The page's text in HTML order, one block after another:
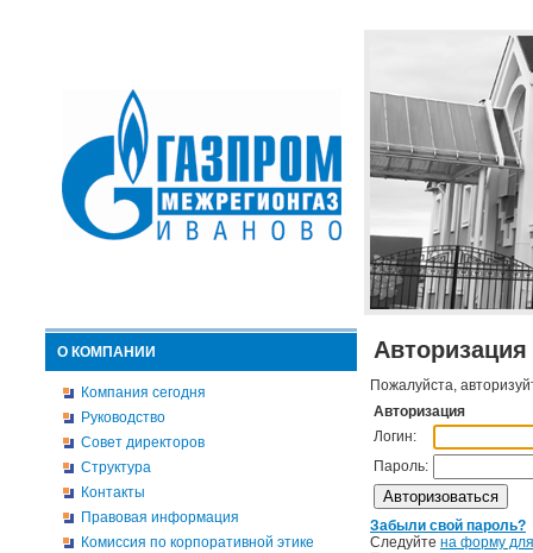
О КОМПАНИИ
Компания сегодня
Руководство
Совет директоров
Структура
Контакты
Правовая информация
Комиссия по корпоративной этике
Авторизация
Пожалуйста,
Авторизация
Логин:
Пароль:
Забыли свой пароль?
Следуйте на форму